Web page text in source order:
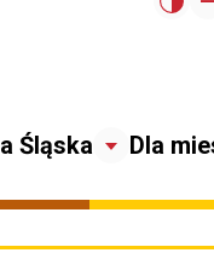
Śląska Dla